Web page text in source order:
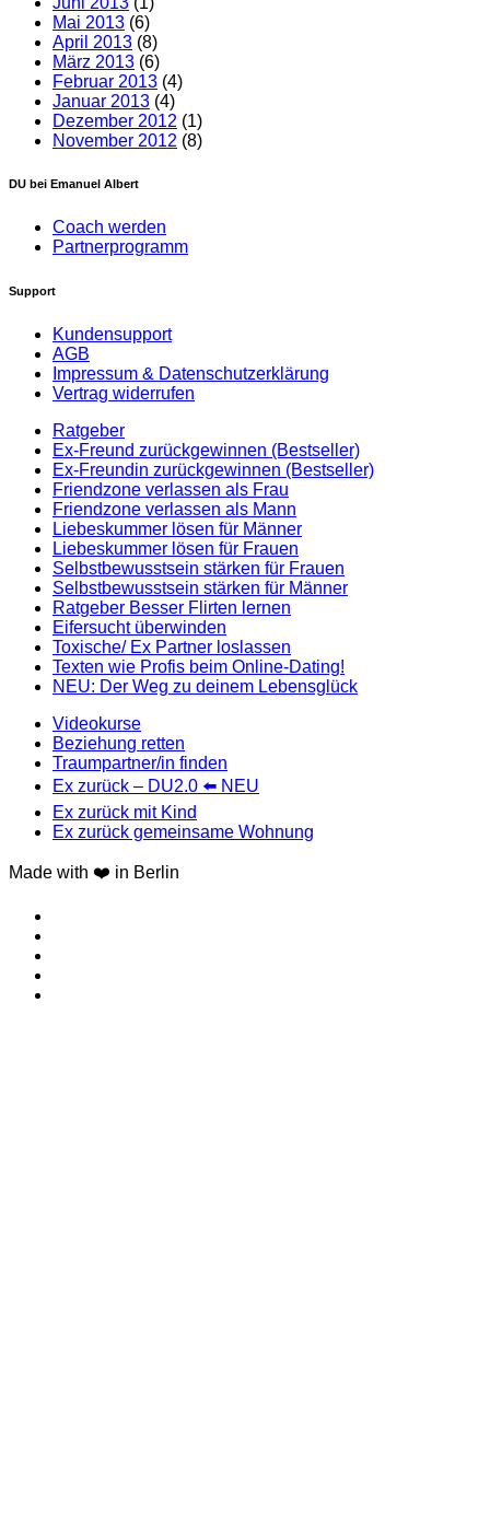
Mai 2013 (6)
April 2013 (8)
März 2013 (6)
Februar 2013 (4)
Januar 2013 (4)
Dezember 2012 (1)
November 2012 (8)
DU bei Emanuel Albert
Coach werden
Partnerprogramm
Support
Kundensupport
AGB
Impressum & Datenschutzerklärung
Vertrag widerrufen
Ratgeber
Ex-Freund zurückgewinnen (Bestseller)
Ex-Freundin zurückgewinnen (Bestseller)
Friendzone verlassen als Frau
Friendzone verlassen als Mann
Liebeskummer lösen für Männer
Liebeskummer lösen für Frauen
Selbstbewusstsein stärken für Frauen
Selbstbewusstsein stärken für Männer
Ratgeber Besser Flirten lernen
Eifersucht überwinden
Toxische/ Ex Partner loslassen
Texten wie Profis beim Online-Dating!
NEU: Der Weg zu deinem Lebensglück
Videokurse
Beziehung retten
Traumpartner/in finden
Ex zurück – DU2.0 ⬅️ NEU
Ex zurück mit Kind
Ex zurück gemeinsame Wohnung
Made with ❤️ in Berlin